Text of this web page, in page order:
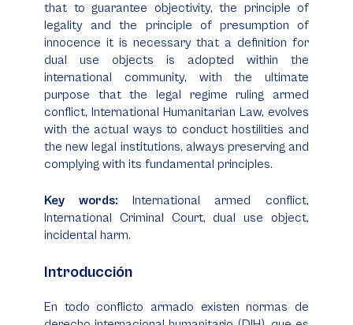
that to guarantee objectivity, the principle of
legality and the principle of presumption of
innocence it is necessary that a definition for
dual use objects is adopted within the
international community, with the ultimate
purpose that the legal regime ruling armed
conflict, International Humanitarian Law, evolves
with the actual ways to conduct hostilities and
the new legal institutions, always preserving and
complying with its fundamental principles.
Key words: International armed conflict,
International Criminal Court, dual use object,
incidental harm.
Introducción
En todo conflicto armado existen normas de